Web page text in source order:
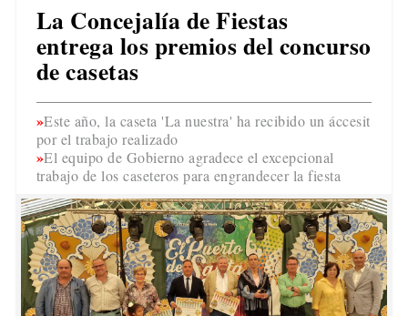
La Concejalía de Fiestas
entrega los premios del concurso
de casetas
Este año, la caseta 'La nuestra' ha recibido un áccesit
por el trabajo realizado
El equipo de Gobierno agradece el excepcional
trabajo de los caseteros para engrandecer la fiesta